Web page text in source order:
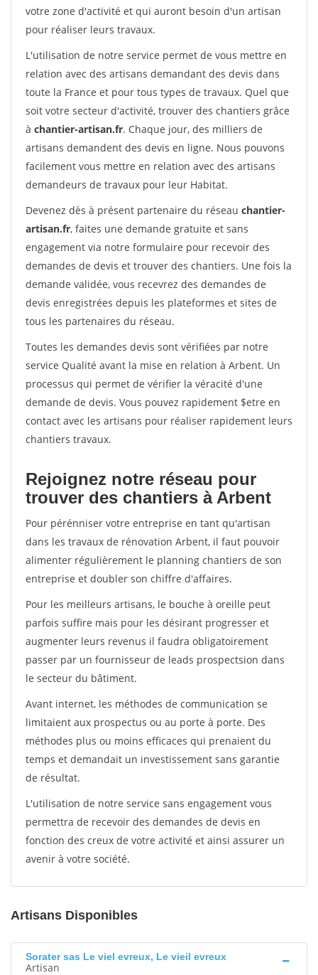
votre zone d'activité et qui auront besoin d'un artisan
pour réaliser leurs travaux.
L'utilisation de notre service permet de vous mettre en
relation avec des artisans demandant des devis dans
toute la France et pour tous types de travaux. Quel que
soit votre secteur d'activité, trouver des chantiers grâce
à chantier-artisan.fr. Chaque jour, des milliers de
artisans demandent des devis en ligne. Nous pouvons
facilement vous mettre en relation avec des artisans
demandeurs de travaux pour leur Habitat.
Devenez dès à présent partenaire du réseau chantier-
artisan.fr, faites une demande gratuite et sans
engagement via notre formulaire pour recevoir des
demandes de devis et trouver des chantiers. Une fois la
demande validée, vous recevrez des demandes de
devis enregistrées depuis les plateformes et sites de
tous les partenaires du réseau.
Toutes les demandes devis sont vérifiées par notre
service Qualité avant la mise en relation à Arbent. Un
processus qui permet de vérifier la véracité d'une
demande de devis. Vous pouvez rapidement $etre en
contact avec les artisans pour réaliser rapidement leurs
chantiers travaux.
Rejoignez notre réseau pour
trouver des chantiers à Arbent
Pour pérénniser votre entreprise en tant qu'artisan
dans les travaux de rénovation Arbent, il faut pouvoir
alimenter régulièrement le planning chantiers de son
entreprise et doubler son chiffre d'affaires.
Pour les meilleurs artisans, le bouche à oreille peut
parfois suffire mais pour les désirant progresser et
augmenter leurs revenus il faudra obligatoirement
passer par un fournisseur de leads prospectsion dans
le secteur du bâtiment.
Avant internet, les méthodes de communication se
limitaient aux prospectus ou au porte à porte. Des
méthodes plus ou moins efficaces qui prenaient du
temps et demandait un investissement sans garantie
de résultat.
L'utilisation de notre service sans engagement vous
permettra de recevoir des demandes de devis en
fonction des creux de votre activité et ainsi assurer un
avenir à votre société.
Artisans Disponibles
Sorater sas Le viel evreux, Le vieil evreux
Artisan